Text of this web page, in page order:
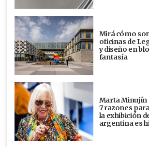
Mirá cómo
oficinas de
y diseño en
fantasía
Marta Minujín
7 razones
la exhibición
argentina es